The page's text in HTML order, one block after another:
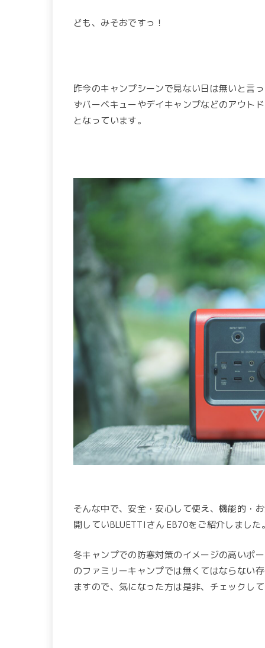
ども、みそおですっ！
昨今のキャンプシーンで見ない日は無いと言
ずバーベキューやデイキャンプなどのアウト
となっています。
そんな中で、安全・安心して使え、機能的・
開していBLUETTIさん EB70をご紹介しました
冬キャンプでの防寒対策のイメージの高いポ
のファミリーキャンプでは無くてはならない
ますので、気になった方は是非、チェックし